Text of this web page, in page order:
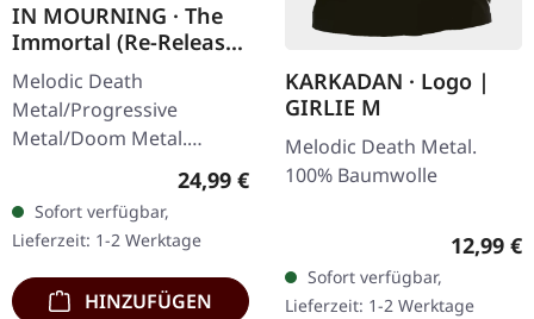
IN MOURNING · The
Immortal (Re-Release)
| BLACK LP
Melodic Death
Metal/Progressive
Metal/Doom Metal.
27.03.2026, auf Supreme
Chaos Records.
Schwarzes Vinyl mit
Insert. Zweite Auflage…
Regulärer Preis:
24,99 €
Sofort verfügbar,
Lieferzeit: 1-2 Werktage
HINZUFÜGEN
KARKADAN · Logo |
GIRLIE M
Melodic Death Metal.
100% Baumwolle
12,99 €
Sofort verfügbar,
Lieferzeit: 1-2 Werktage